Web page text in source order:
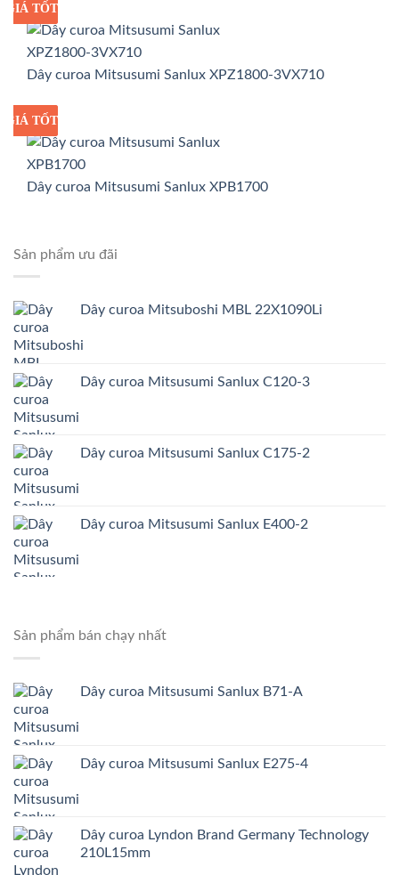
GIÁ SỈ
GIÁ TỐT
Dây curoa Mitsusumi Sanlux XPZ1800-3VX710
GIÁ SỈ
GIÁ TỐT
Dây curoa Mitsusumi Sanlux XPB1700
Sản phẩm ưu đãi
Dây curoa Mitsuboshi MBL 22X1090Li
Dây curoa Mitsusumi Sanlux C120-3
Dây curoa Mitsusumi Sanlux C175-2
Dây curoa Mitsusumi Sanlux E400-2
Sản phẩm bán chạy nhất
Dây curoa Mitsusumi Sanlux B71-A
Dây curoa Mitsusumi Sanlux E275-4
Dây curoa Lyndon Brand Germany Technology
210L15mm